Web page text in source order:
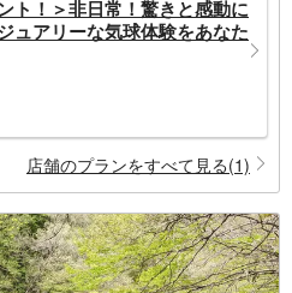
ト！＞非日常！驚きと感動に
ュアリーな気球体験をあなた
店舗のプランをすべて見る(1)